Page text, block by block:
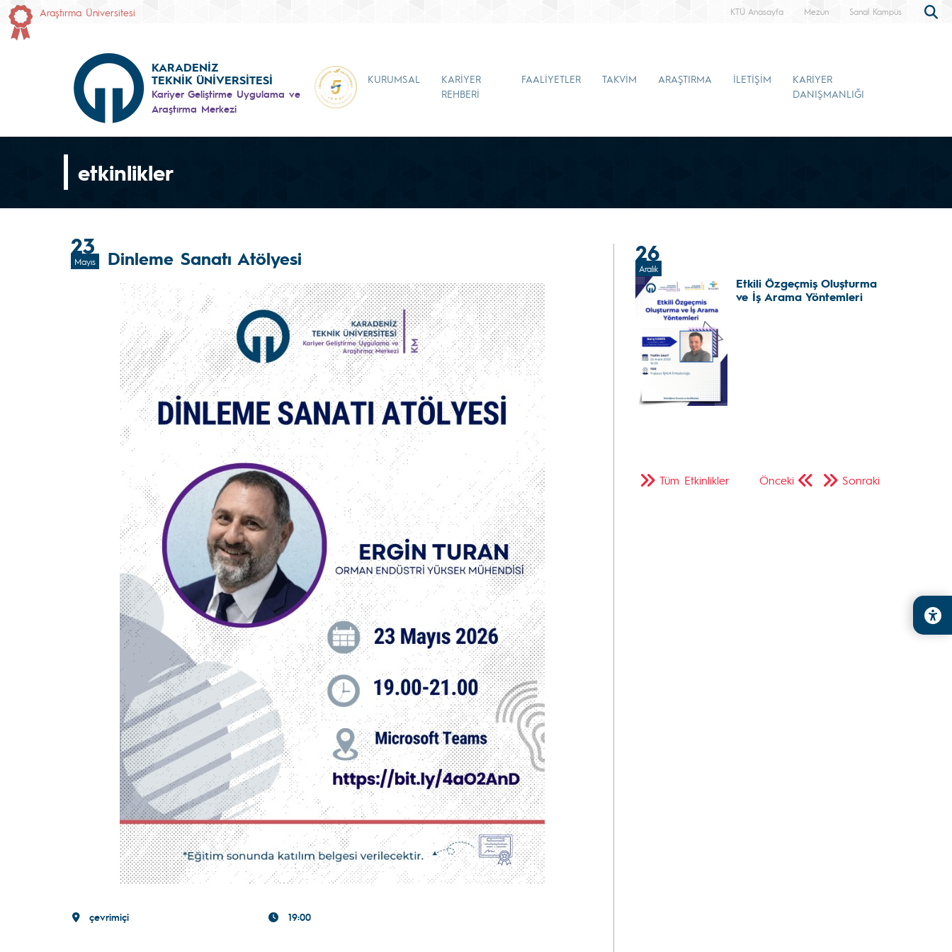
Araştırma Üniversitesi KTÜ Anasayfa Mezun Sanal Kampüs
KARADENİZ
TEKNİK ÜNİVERSİTESİ
Kariyer Geliştirme Uygulama ve
Araştırma Merkezi
KURUMSAL
KARİYER
REHBERİ
FAALİYETLER TAKVİM ARAŞTIRMA İLETİŞİM
KARİYER
DANIŞMANLIĞI
etkinlikler
23
Mayıs Dinleme Sanatı Atölyesi
çevrimiçi 19:00
26
Aralık
Etkili Özgeçmiş Oluşturma
ve İş Arama Yöntemleri
Önceki Sonraki
Tüm Etkinlikler